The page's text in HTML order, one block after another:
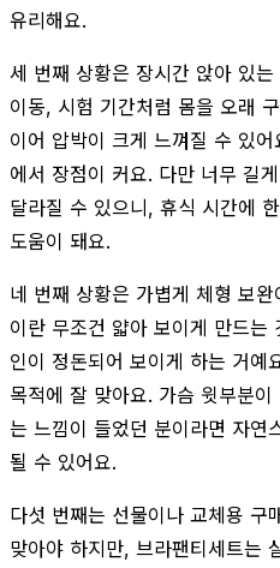
유리해요.
세 번째 상황은 장시간 앉아 있
이동, 시험 기간처럼 몸을 오래
이어 압박이 크게 느껴질 수 있
에서 장점이 커요. 다만 너무 길
달라질 수 있으니, 휴식 시간에
도움이 돼요.
네 번째 상황은 가볍게 체형 보
이란 무조건 얇아 보이게 만드
인이 정돈되어 보이게 하는 거예
목적에 잘 맞아요. 가슴 윗부분
는 느낌이 들었던 분이라면 자연
될 수 있어요.
다섯 번째는 선물이나 교체용 구
맞아야 하지만, 브라팬티세트는